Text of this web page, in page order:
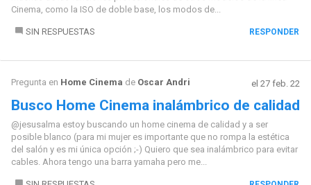
Cinema, como la ISO de doble base, los modos de...
SIN RESPUESTAS RESPONDER
Pregunta en Home Cinema de Oscar Andri el 27 feb. 22
Busco Home Cinema inalámbrico de calidad
@jesusalma estoy buscando un home cinema de calidad y a ser
posible blanco (para mi mujer es importante que no rompa la estética
del salón y es mi única opción ;-) Quiero que sea inalámbrico para evitar
cables. Ahora tengo una barra yamaha pero me...